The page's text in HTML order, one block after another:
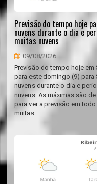
Previsão do tempo hoje
nuvens durante o dia e
muitas nuvens
09/08/2026
Previsão do tempo hoje
para este domingo (9)
nuvens durante o dia e
nuvens. As máximas são
para ver a previsão em
muitas ...